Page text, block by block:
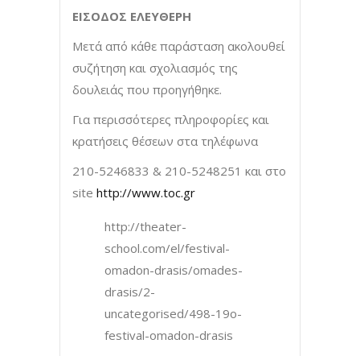
ΕΙΣΟΔΟΣ ΕΛΕΥΘΕΡΗ
Μετά από κάθε παράσταση ακολουθεί
συζήτηση και σχολιασμός της
δουλειάς που προηγήθηκε.
Για περισσότερες πληροφορίες και
κρατήσεις θέσεων στα τηλέφωνα
210-5246833 & 210-5248251 και στο
site http://www.toc.gr
http://theater-
school.com/el/festival-
omadon-drasis/omades-
drasis/2-
uncategorised/498-19o-
festival-omadon-drasis